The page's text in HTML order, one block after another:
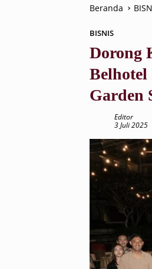
Beranda
BISNIS
Dorong
Garden
Editor
3 Juli 2025